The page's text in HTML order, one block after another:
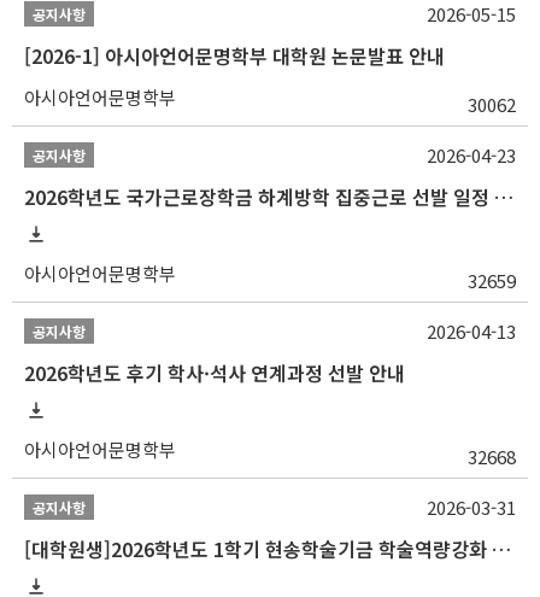
공지사항
[2026-1] 아시아언어문명학부 대학원 논문발표 안내
아시아언어문명학부 30062
2026-05-15
공지사항
2026학년도 국가근로장학금 하계방학 집중근로 선발 일정 안내
아시아언어문명학부 32659
2026-04-23
공지사항
2026학년도 후기 학사·석사 연계과정 선발 안내
아시아언어문명학부 32668
2026-04-13
공지사항
[대학원생]2026학년도 1학기 현송학술기금 학술역량강화 사업 안내
2026-03-31